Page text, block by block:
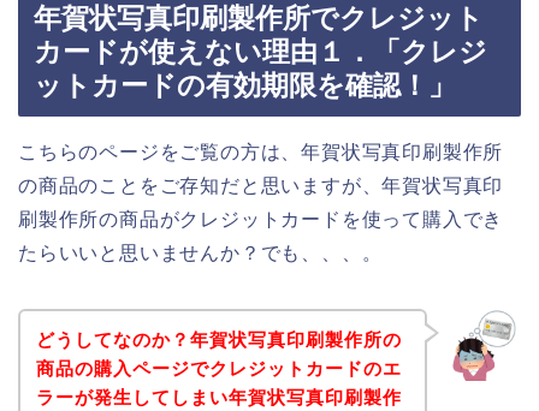
年賀状写真印刷製作所でクレジット
カードが使えない理由１．「クレジ
ットカードの有効期限を確認！」
こちらのページをご覧の方は、年賀状写真印刷製作所
の商品のことをご存知だと思いますが、年賀状写真印
刷製作所の商品がクレジットカードを使って購入でき
たらいいと思いませんか？でも、、、。
どうしてなのか？年賀状写真印刷製作所の
商品の購入ページでクレジットカードのエ
ラーが発生してしまい年賀状写真印刷製作